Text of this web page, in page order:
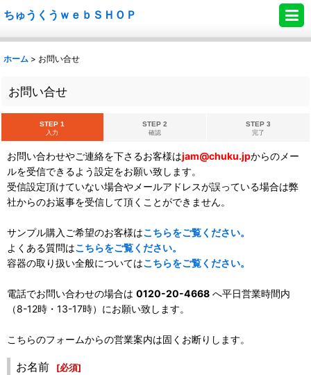
ちゅうくうｗｅｂＳＨＯＰ
ホーム > お問い合せ
お問い合せ
STEP 1
入力
STEP 2
確認
STEP 3
完了
お問い合わせやご連絡を下さるお客様はjam@chuku.jpからのメー
ルを受信できるよう設定をお願い致します。
受信設定頂けていない場合やメールアドレスが誤っている場合は弊
社からのお返事を受信して頂くことができません。
サンプル購入ご希望のお客様はこちらをご覧ください。
よくある質問はこちらをご覧ください。
容器の取り扱い全般についてはこちらをご覧ください。
電話でお問い合わせの場合は 0120-20-4668 へ平日営業時間内
（8-12時・13-17時）にお願い致します。
こちらのフォームからの営業案内は固くお断りします。
お名前 [必須]